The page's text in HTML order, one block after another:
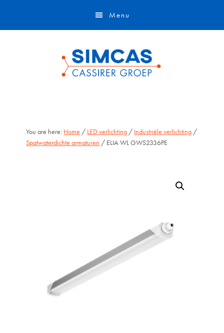
Menu
You are here: Home / LED verlichting / Industriële verlichting /
Spatwaterdichte armaturen / ELIA WL GWS2336PE